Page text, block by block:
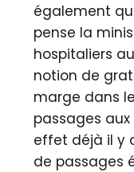
également
pense la
hospitaliers
notion de
marge dans
passages
effet déjà il y
de passages